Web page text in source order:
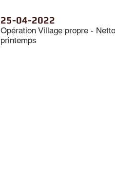
25-04-2022
Opération Village propre -
printemps